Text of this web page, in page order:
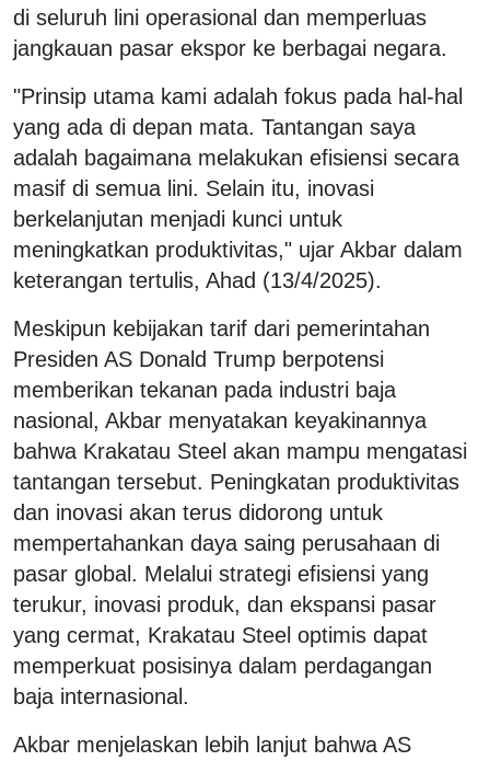
di seluruh lini operasional dan memperluas
jangkauan pasar ekspor ke berbagai negara.
"Prinsip utama kami adalah fokus pada hal-hal
yang ada di depan mata. Tantangan saya
adalah bagaimana melakukan efisiensi secara
masif di semua lini. Selain itu, inovasi
berkelanjutan menjadi kunci untuk
meningkatkan produktivitas," ujar Akbar dalam
keterangan tertulis, Ahad (13/4/2025).
Meskipun kebijakan tarif dari pemerintahan
Presiden AS Donald Trump berpotensi
memberikan tekanan pada industri baja
nasional, Akbar menyatakan keyakinannya
bahwa Krakatau Steel akan mampu mengatasi
tantangan tersebut. Peningkatan produktivitas
dan inovasi akan terus didorong untuk
mempertahankan daya saing perusahaan di
pasar global. Melalui strategi efisiensi yang
terukur, inovasi produk, dan ekspansi pasar
yang cermat, Krakatau Steel optimis dapat
memperkuat posisinya dalam perdagangan
baja internasional.
Akbar menjelaskan lebih lanjut bahwa AS